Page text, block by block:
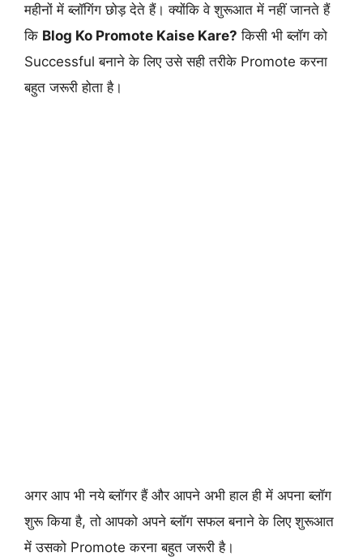
महीनों में ब्लॉगिंग छोड़ देते हैं। क्योंकि वे शुरूआत में नहीं जानते हैं
कि Blog Ko Promote Kaise Kare? किसी भी ब्लॉग को
Successful बनाने के लिए उसे सही तरीके Promote करना
बहुत जरूरी होता है।
अगर आप भी नये ब्लॉगर हैं और आपने अभी हाल ही में अपना ब्लॉग
शुरू किया है, तो आपको अपने ब्लॉग सफल बनाने के लिए शुरूआत
में उसको Promote करना बहुत जरूरी है।